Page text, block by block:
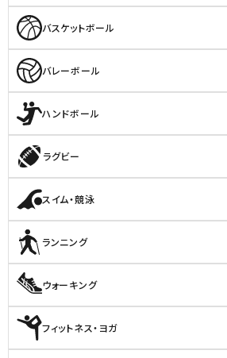
バスケットボール
バレーボール
ハンドボール
ラグビー
スイム・競泳
ランニング
ウォーキング
フィットネス・ヨガ